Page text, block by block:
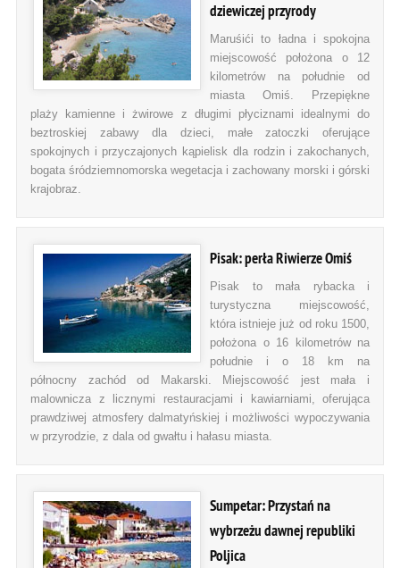
dziewiczej przyrody
Maruśići to ładna i spokojna
miejscowość położona o 12
kilometrów na południe od
miasta Omiś. Przepiękne
plaży kamienne i żwirowe z długimi płyciznami idealnymi do
beztroskiej zabawy dla dzieci, małe zatoczki oferujące
spokojnych i przyczajonych kąpielisk dla rodzin i zakochanych,
bogata śródziemnomorska wegetacja i zachowany morski i górski
krajobraz.
Pisak: perła Riwierze Omiś
Pisak to mała rybacka i
turystyczna miejscowość,
która istnieje już od roku 1500,
położona o 16 kilometrów na
południe i o 18 km na
północny zachód od Makarski. Miejscowość jest mała i
malownicza z licznymi restauracjami i kawiarniami, oferująca
prawdziwej atmosfery dalmatyńskiej i możliwości wypoczywania
w przyrodzie, z dala od gwałtu i hałasu miasta.
Sumpetar: Przystań na
wybrzeżu dawnej republiki
Poljica